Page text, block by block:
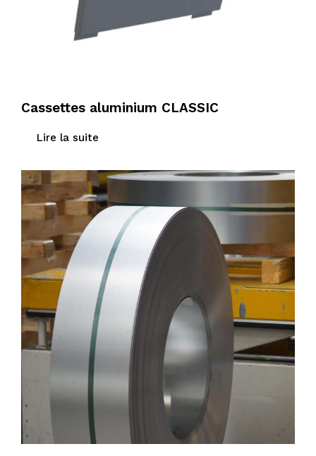
Cassettes aluminium CLASSIC
Lire la suite